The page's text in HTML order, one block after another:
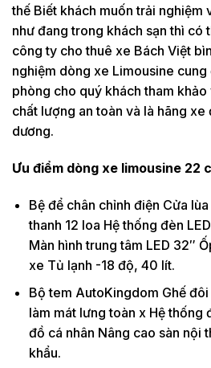
thế Biết khách muốn trải nghiệm
như đang trong khách sạn thì có
công ty cho thuê xe Bách Việt
nghiệm dòng xe Limousine
phòng cho quý khách tham
chất lượng an toàn và là hãng xe
dương.
Ưu điểm dòng xe limousine 22
Bệ để chân chỉnh điện Cửa
thanh 12 loa Hệ thống đèn
Màn hình trung tâm LED 32″
xe Tủ lạnh -18 độ, 40 lít.
Bộ tem AutoKingdom Ghế
làm mát lưng toàn x Hệ thống
đồ cá nhân Nâng cao sàn nội
khẩu.